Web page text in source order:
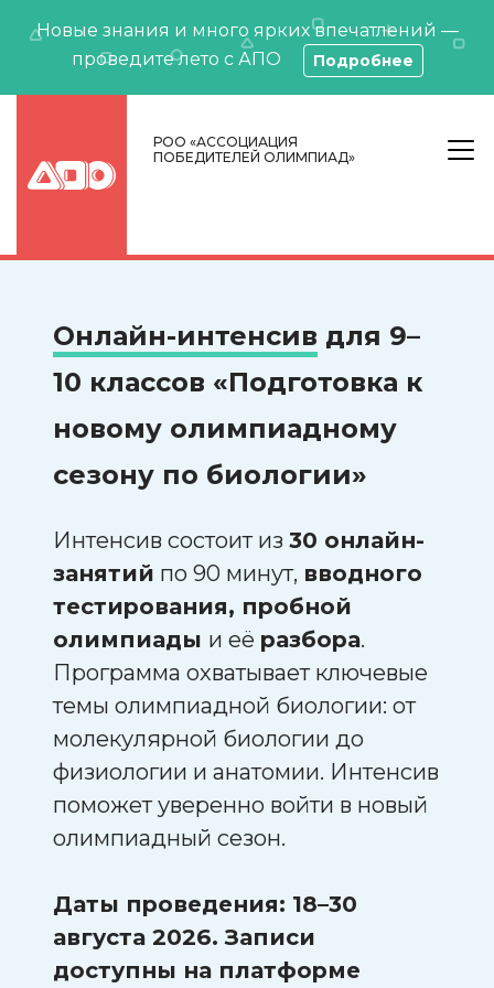
Новые знания и много ярких впечатлений —
проведите лето с АПО
Подробнее
РОО «АССОЦИАЦИЯ
ПОБЕДИТЕЛЕЙ ОЛИМПИАД»
Онлайн-интенсив для 9–
10 классов «Подготовка к
новому олимпиадному
сезону по биологии»
Интенсив состоит из 30 онлайн-
занятий по 90 минут, вводного
тестирования, пробной
олимпиады и её разбора.
Программа охватывает ключевые
темы олимпиадной биологии: от
молекулярной биологии до
физиологии и анатомии. Интенсив
поможет уверенно войти в новый
олимпиадный сезон.
Даты проведения: 18–30
августа 2026. Записи
доступны на платформе